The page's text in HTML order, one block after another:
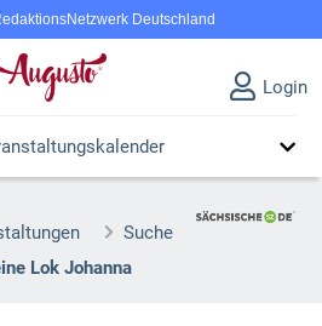
Deutschland
Login
Suche
Lok Johanna